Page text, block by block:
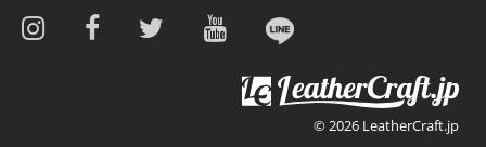
© 2026 LeatherCraft.jp